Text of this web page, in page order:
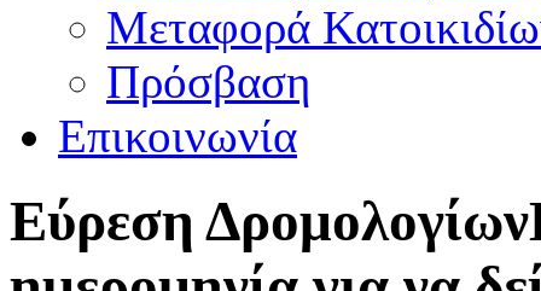
Μεταφορά
Πρόσβαση
Επικοινωνία
Εύρεση Δρομολογίων